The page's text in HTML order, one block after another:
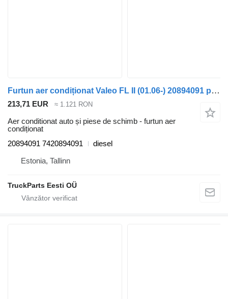
Furtun aer condiționat Valeo FL II (01.06-) 20894091 pentru cap tractor Volvo FL, FE (2005-2014)
213,71 EUR ≈ 1.121 RON
Aer conditionat auto și piese de schimb - furtun aer
condiționat
20894091 7420894091
diesel
Estonia, Tallinn
TruckParts Eesti OÜ